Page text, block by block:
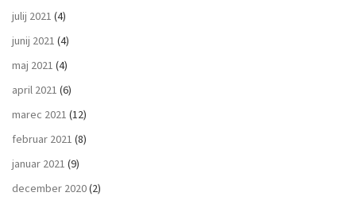
julij 2021 (4)
junij 2021 (4)
maj 2021 (4)
april 2021 (6)
marec 2021 (12)
februar 2021 (8)
januar 2021 (9)
december 2020(2)